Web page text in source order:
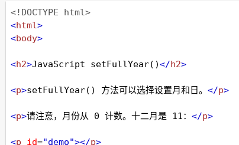
<!DOCTYPE html>
<html>
<body>
<h2>JavaScript setFullYear()</h2>
<p>setFullYear() 方法可以选择设置月和日。 </p>
<p>请注意，月份从 0 计数。十二月是 11： </p>
<p id="demo"></p>